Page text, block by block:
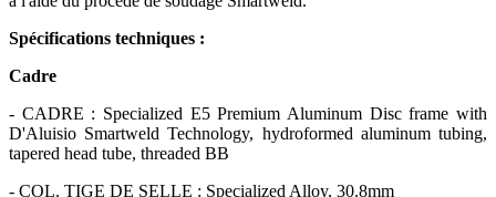
Spécifications techniques :
Cadre
- CADRE : Specialized E5 Premium Aluminum Disc frame with
D'Aluisio Smartweld Technology, hydroformed aluminum tubing,
tapered head tube, threaded BB
- COL. TIGE DE SELLE : Specialized Alloy, 30.8mm